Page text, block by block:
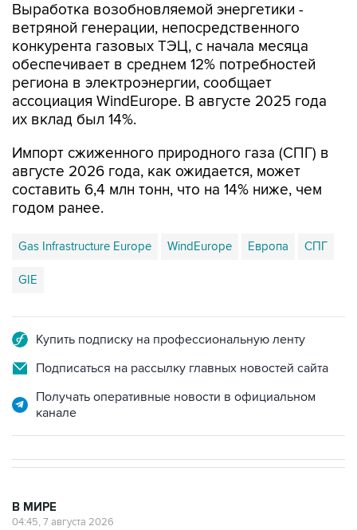
Выработка возобновляемой энергетики -
ветряной генерации, непосредственного
конкурента газовых ТЭЦ, с начала месяца
обеспечивает в среднем 12% потребностей
региона в электроэнергии, сообщает
ассоциация WindEurope. В августе 2025 года
их вклад был 14%.
Импорт сжиженного природного газа (СПГ) в
августе 2026 года, как ожидается, может
составить 6,4 млн тонн, что на 14% ниже, чем
годом ранее.
Gas Infrastructure Europe WindEurope Европа СПГ
GIE
Купить подписку на профессиональную ленту
Подписаться на рассылку главных новостей сайта
Получать оперативные новости в официальном
канале
В МИРЕ
04:45, 7 августа 2026